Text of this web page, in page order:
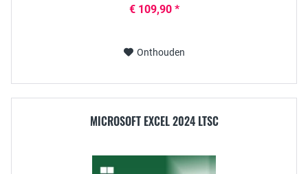
€ 109,90 *
Onthouden
MICROSOFT EXCEL 2024 LTSC